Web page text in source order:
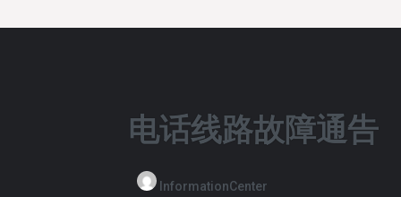
电话线路故障通告
InformationCenter